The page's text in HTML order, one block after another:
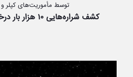
توسط مأموریت‌های کپلر
کشف شراره‌هایی ۱۰ هزار بار درخشان‌تر از خورشید